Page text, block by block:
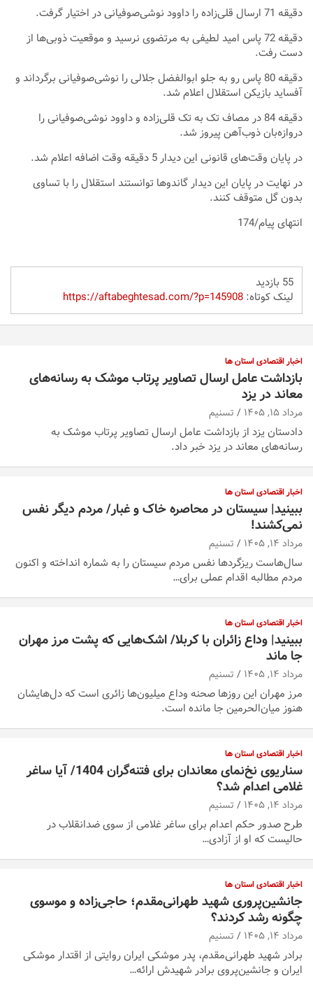
دقیقه 71 ارسال قلی‌زاده را داوود نوشی‌صوفیانی در اختیار گرفت.
دقیقه 72 پاس امید لطیفی به مرتضوی نرسید و موقعیت ذوبی‌ها از
دست رفت.
دقیقه 80 پاس رو به جلو ابوالفضل جلالی را نوشی‌صوفیانی برگرداند و
آفساید بازیکن استقلال اعلام شد.
دقیقه 84 در مصاف تک به تک قلی‌زاده و داوود نوشی‌صوفیانی را
دروازه‌بان ذوب‌آهن پیروز شد.
در پایان وقت‌های قانونی این دیدار 5 دقیقه وقت اضافه اعلام شد.
در نهایت در پایان این دیدار گاندوها توانستند استقلال را با تساوی
بدون گل متوقف کنند.
انتهای پیام/174
55 بازدید
لینک کوتاه:https://aftabeghtesad.com/?p=145908
اخبار اقتصادی استان ها
بازداشت عامل ارسال تصاویر پرتاب موشک به رسانه‌های
معاند در یزد
مرداد ۱۵, ۱۴۰۵ تسنیم
دادستان یزد از بازداشت عامل ارسال تصاویر پرتاب موشک به
رسانه‌های معاند در یزد خبر ‌داد.
اخبار اقتصادی استان ها
ببینید| سیستان در ‌محاصره خاک و غبار/ مردم دیگر نفس
نمی‌کشند!
مرداد ۱۴, ۱۴۰۵ تسنیم
سال‌هاست ریزگردها نفس مردم سیستان را به شماره انداخته و اکنون
مردم مطالبه اقدام عملی برای…
اخبار اقتصادی استان ها
ببینید| وداع زائران با کربلا/ اشک‌هایی که پشت مرز مهران
جا ماند
مرداد ۱۴, ۱۴۰۵ تسنیم
مرز مهران این روزها صحنه وداع میلیون‌ها زائری است که ‌دل‌هایشان
هنوز میان‌الحرمین جا مانده است.
اخبار اقتصادی استان ها
سناریوی نخ‌نمای معاندان برای ‌فتنه‌گران 1404/ آیا ساغر
غلامی اعدام شد؟
مرداد ۱۴, ۱۴۰۵ تسنیم
طرح صدور حکم اعدام برای ساغر غلامی از سوی ضدانقلاب در
حالیست که او از آزادی…
اخبار اقتصادی استان ها
جانشین‌پروری شهید طهرانی‌مقدم؛ حاجی‌زاده و موسوی
چگونه رشد کردند؟
مرداد ۱۴, ۱۴۰۵ تسنیم
برادر شهید طهرانی‌مقدم، پدر موشکی ایران روایتی از اقتدار موشکی
ایران و جانشین‌پروی برادر شهیدش ارائه…